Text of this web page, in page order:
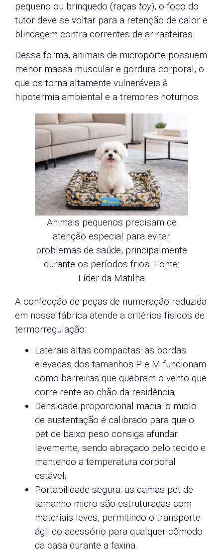
pequeno ou brinquedo (raças toy), o foco do
tutor deve se voltar para a retenção de calor e
blindagem contra correntes de ar rasteiras.
Dessa forma, animais de microporte possuem
menor massa muscular e gordura corporal, o
que os torna altamente vulneráveis à
hipotermia ambiental e a tremores noturnos.
Animais pequenos precisam de
atenção especial para evitar
problemas de saúde, principalmente
durante os períodos frios. Fonte:
Líder da Matilha
A confecção de peças de numeração reduzida
em nossa fábrica atende a critérios físicos de
termorregulação:
Laterais altas compactas: as bordas
elevadas dos tamanhos P e M funcionam
como barreiras que quebram o vento que
corre rente ao chão da residência;
Densidade proporcional macia: o miolo
de sustentação é calibrado para que o
pet de baixo peso consiga afundar
levemente, sendo abraçado pelo tecido e
mantendo a temperatura corporal
estável;
Portabilidade segura: as camas pet de
tamanho micro são estruturadas com
materiais leves, permitindo o transporte
ágil do acessório para qualquer cômodo
da casa durante a faxina.